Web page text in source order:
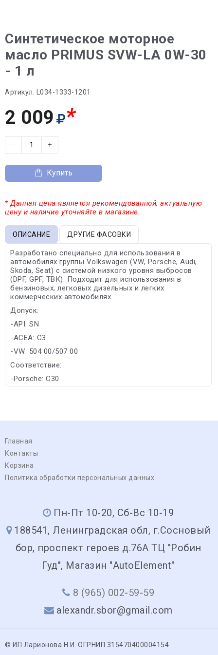
Синтетическое моторное
масло PRIMUS SVW-LA 0W-30
- 1 л
Артикул: L034-1333-1201
2 009 *
− +
Купить
* Данная цена является рекомендованной, актуальную
цену и наличие уточняйте в магазине.
ОПИСАНИЕ ДРУГИЕ ФАСОВКИ
Разработано специально для использования в
автомобилях группы Volkswagen (VW, Porsche, Audi,
Skoda, Seat) с системой низкого уровня выбросов
(DPF, GPF, ТВК). Подходит для использования в
бензиновых, легковых дизельных и легких
коммерческих автомобилях.
Допуск:
-API: SN
-ACEA: C3
-VW: 504 00/507 00
Соответствие:
-Porsche: C30
Главная
Контакты
Корзина
Политика обработки персональных данных
Пн-Пт 10-20, Сб-Вс 10-19
188541, Ленинградская обл, г.Сосновый
бор, проспект героев д.76А ТЦ "Робин
Гуд", Магазин "AutoElement"
8 (965) 002-59-59
alexandr.sbor@gmail.com
© ИП Ларионова Н.И. ОГРНИП 315470400004154